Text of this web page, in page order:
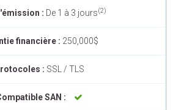
: De 1 à 3 jours(2)
financière : 250,000$
: SSL / TLS
SAN :